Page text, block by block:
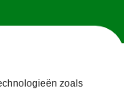
zoals